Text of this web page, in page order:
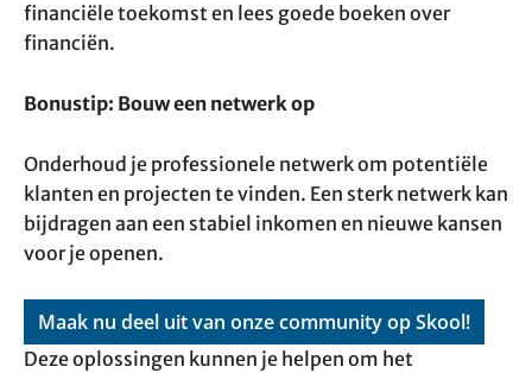
financiële toekomst en lees goede boeken over
financiën.
Bonustip: Bouw een netwerk op
Onderhoud je professionele netwerk om potentiële
klanten en projecten te vinden. Een sterk netwerk kan
bijdragen aan een stabiel inkomen en nieuwe kansen
voor je openen.
Maak nu deel uit van onze community op Skool!
Deze oplossingen kunnen je helpen om het